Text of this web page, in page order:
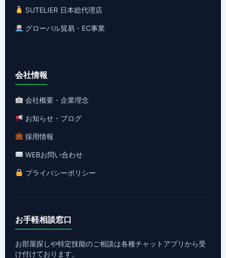
SUTELIER 日本総代理店
グローバル貿易・EC事業
会社情報
会社概要・企業理念
お知らせ・ブログ
採用情報
WEBお問い合わせ
プライバシーポリシー
お手軽相談窓口
お部屋探しや特定技能のご相談は各種チャットアプリから受
け付けております。